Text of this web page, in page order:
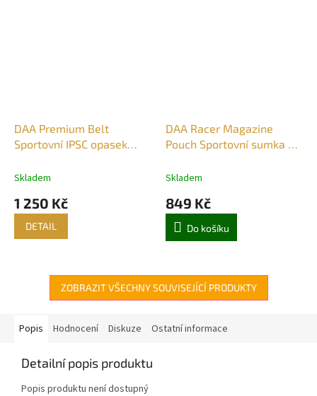
DAA Premium Belt
Sportovní IPSC opasek
Skladem
1 250 Kč
DETAIL
DAA Racer Magazine
Pouch Sportovní sumka na
Skladem
849 Kč
Do košíku
ZOBRAZIT VŠECHNY SOUVISEJÍCÍ PRODUKTY
Popis Hodnocení Diskuze Ostatní informace
Detailní popis produktu
Popis produktu není dostupný